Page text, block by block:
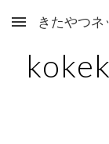
Skip to main
きたやつネ